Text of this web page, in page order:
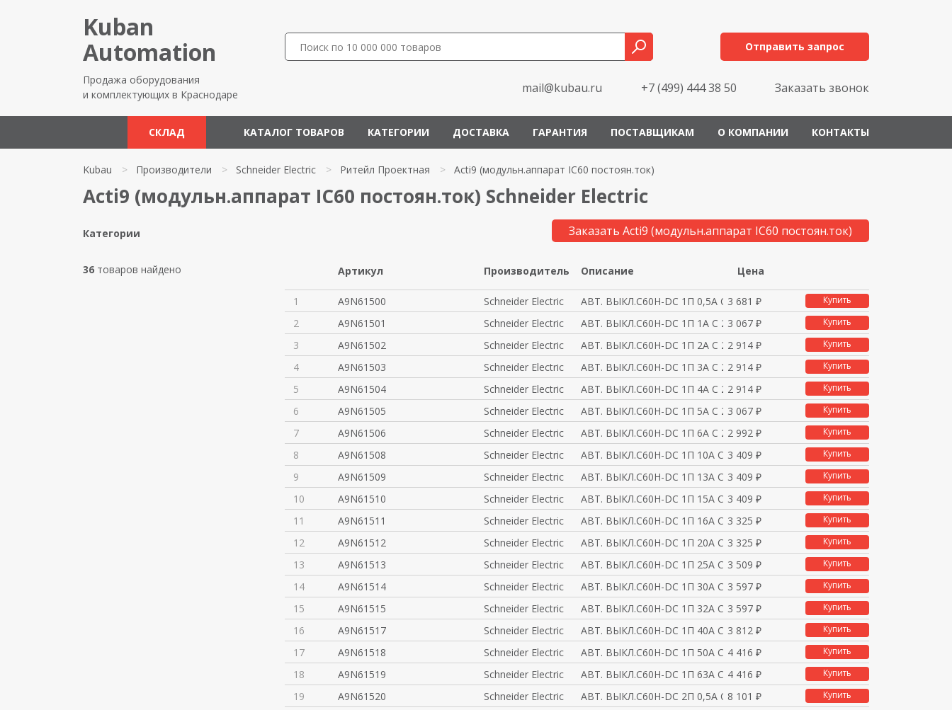
Kuban
Automation
Продажа оборудования
и комплектующих в Краснодаре
Отправить запрос
mail@kubau.ru +7 (499) 444 38 50 Заказать звонок
СКЛАД КАТАЛОГ ТОВАРОВ КАТЕГОРИИ ДОСТАВКА ГАРАНТИЯ ПОСТАВЩИКАМ О КОМПАНИИ КОНТАКТЫ
Kubau > Производители > Schneider Electric > Ритейл Проектная > Acti9 (модульн.аппарат IC60 постоян.ток)
Acti9 (модульн.аппарат IC60 постоян.ток) Schneider Electric
Категории
36 товаров найдено
Заказать Acti9 (модульн.аппарат IC60 постоян.ток)
Артикул Производитель Описание Цена
1 A9N61500 Schneider Electric АВТ. ВЫКЛ.C60H-DC 1П 0,5А C 253 681 ₽ Купить
2 A9N61501 Schneider Electric АВТ. ВЫКЛ.C60H-DC 1П 1А C 250В3 067 ₽ Купить
3 A9N61502 Schneider Electric АВТ. ВЫКЛ.C60H-DC 1П 2А C 250В2 914 ₽ Купить
4 A9N61503 Schneider Electric АВТ. ВЫКЛ.C60H-DC 1П 3А C 250В2 914 ₽ Купить
5 A9N61504 Schneider Electric АВТ. ВЫКЛ.C60H-DC 1П 4А C 250В2 914 ₽ Купить
6 A9N61505 Schneider Electric АВТ. ВЫКЛ.C60H-DC 1П 5А C 250В3 067 ₽ Купить
7 A9N61506 Schneider Electric АВТ. ВЫКЛ.C60H-DC 1П 6А C 250В2 992 ₽ Купить
8 A9N61508 Schneider Electric АВТ. ВЫКЛ.C60H-DC 1П 10А C 2503 409 ₽ Купить
9 A9N61509 Schneider Electric АВТ. ВЫКЛ.C60H-DC 1П 13А C 2503 409 ₽ Купить
10 A9N61510 Schneider Electric АВТ. ВЫКЛ.C60H-DC 1П 15А C 2503 409 ₽ Купить
11 A9N61511 Schneider Electric АВТ. ВЫКЛ.C60H-DC 1П 16А C 2503 325 ₽ Купить
12 A9N61512 Schneider Electric АВТ. ВЫКЛ.C60H-DC 1П 20А C 2503 325 ₽ Купить
13 A9N61513 Schneider Electric АВТ. ВЫКЛ.C60H-DC 1П 25А C 2503 509 ₽ Купить
14 A9N61514 Schneider Electric АВТ. ВЫКЛ.C60H-DC 1П 30А C 2503 597 ₽ Купить
15 A9N61515 Schneider Electric АВТ. ВЫКЛ.C60H-DC 1П 32А C 2503 597 ₽ Купить
16 A9N61517 Schneider Electric АВТ. ВЫКЛ.C60H-DC 1П 40А C 2503 812 ₽ Купить
17 A9N61518 Schneider Electric АВТ. ВЫКЛ.C60H-DC 1П 50А C 2504 416 ₽ Купить
18 A9N61519 Schneider Electric АВТ. ВЫКЛ.C60H-DC 1П 63А C 2504 416 ₽ Купить
19 A9N61520 Schneider Electric АВТ. ВЫКЛ.C60H-DC 2П 0,5А C 508 101 ₽ Купить